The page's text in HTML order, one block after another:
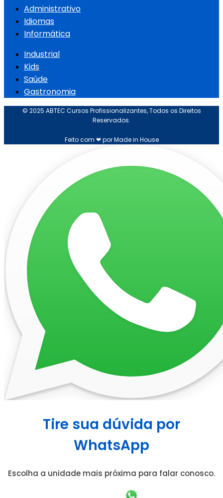
Administrativo
Idiomas
Informática
Industrial
Kids
Saúde
Gastronomia
© 2025 ABTEC Cursos Profissionalizantes, Todos os Direitos
Reservados.
Feito com ❤ por Made in House
Tire sua dúvida por
WhatsApp
Escolha a unidade mais próxima para falar conosco.